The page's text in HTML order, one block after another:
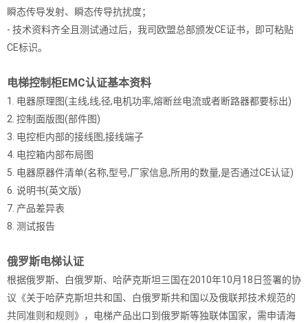
瞬态传导发射、瞬态传导抗扰度；
- 技术资料齐全且测试通过后，我司欧盟总部颁发CE证书，即可粘贴
CE标识。
电梯控制柜EMC认证基本资料
1. 电器原理图(主线,线,径,电机功率,熔断丝电流或者断路器都要标出)
2. 控制面版图(部件图)
3. 电控柜内部的接线图,接线端子
4. 电控箱内部布局图
5. 电器原器件清单(名称,型号,厂家信息,所用的数量,是否通过CE认证)
6. 说明书(英文版)
7. 产品差异表
8. 测试报告
俄罗斯电梯认证
根据俄罗斯、白俄罗斯、哈萨克斯坦三国在2010年10月18日签署的协
议《关于哈萨克斯坦共和国、白俄罗斯共和国以及俄联邦技术规范的
共同准则和规则》，电梯产品出口到俄罗斯等独联体国家，需申请海